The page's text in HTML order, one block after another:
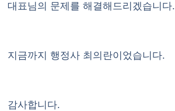
대표님의 문제를 해결해드리겠습니다.
지금까지 행정사 최의란이었습니다.
감사합니다.